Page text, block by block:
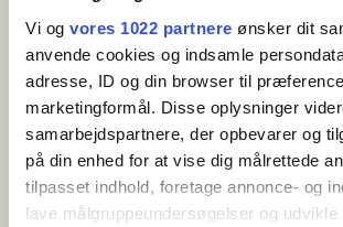
Vi og vores 1022 partnere ønsker dit
anvende cookies og indsamle
adresse, ID og din browser til
marketingformål. Disse oplysninger
samarbejdspartnere, der opbevarer og
på din enhed for at vise dig målrettede
tilpasset indhold, foretage annonce- og
lave målgruppeundersøgelser og udvikle
Semesterlägenhet för 2 personer
Semesterlägenhet med terrass